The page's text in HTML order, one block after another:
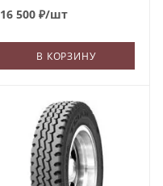
16 500₽/шт
В КОРЗИНУ